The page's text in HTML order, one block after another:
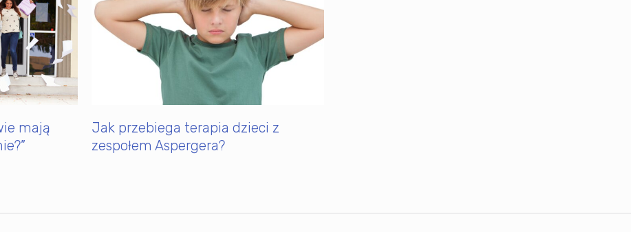
mają
Jak przebiega terapia dzieci z
zespołem Aspergera?